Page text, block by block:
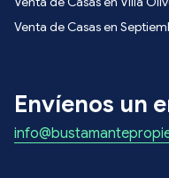
Venta de Casas en
Envíenos un